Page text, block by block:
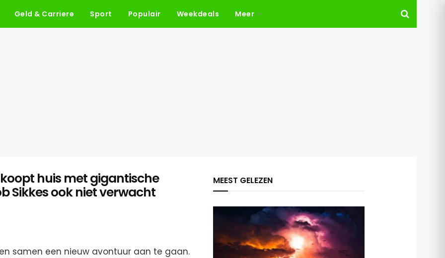
Geld & Carriere Sport Populair Weekdeals Meer
huis met gigantische
Sikkes ook niet verwacht
samen een nieuw avontuur aan te gaan.
MEEST GELEZEN